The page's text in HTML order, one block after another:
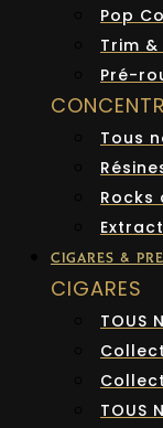
Pop
Trim
Pré-
Tous
Rocks
CIGARES &
CIGARES
TOUS
TOUS